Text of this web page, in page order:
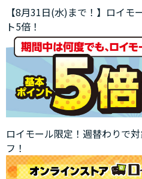
【8月31日(水)まで！】ロイ
ト5倍！
ロイモール限定！週替わりで
フ！